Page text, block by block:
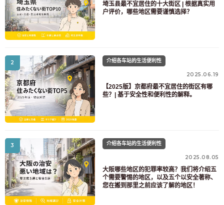
埼玉县最不宜居住的十大街区 | 根据真实用
户评价，哪些地区需要谨慎选择？
2 介绍各车站的生活便利性
2025.06.19
【2025版】京都府最不宜居住的街区有哪
些？| 基于安全性和便利性的解释。
3 介绍各车站的生活便利性
2025.08.05
大阪哪些地区的犯罪率较高？我们将介绍五
个需要警惕的地区，以及五个以安全著称、
您在搬到那里之前应该了解的地区！
致寻找房间的顾客
03-6712-4346
仅供预定入住者与居民使用
03-6712-4344